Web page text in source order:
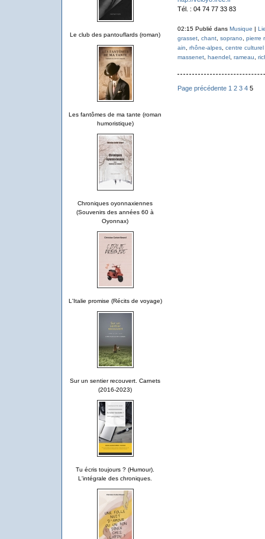
Le club des pantouflards (roman)
Les fantômes de ma tante (roman
humoristique)
Chroniques oyonnaxiennes
(Souvenirs des années 60 à
Oyonnax)
L'Italie promise (Récits de voyage)
Sur un sentier recouvert. Carnets
(2016-2023)
Tu écris toujours ? (Humour).
L'intégrale des chroniques.
Tél. : 04 74 77 33 83
02:15 Publié dans Musique |
grasset, chant, soprano
pierre
ain
rhône-alpes, centre
massenet, haendel, rameau
Page précédente 1 2 3 4 5